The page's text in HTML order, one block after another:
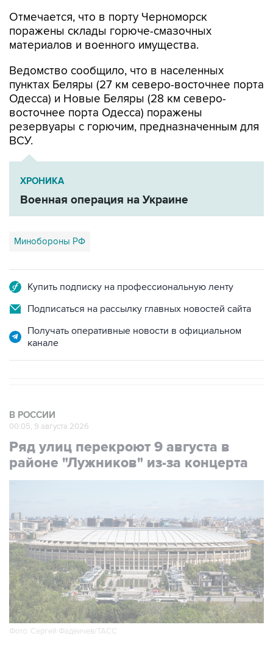
Отмечается, что в порту Черноморск
поражены склады горюче-смазочных
материалов и военного имущества.
Ведомство сообщило, что в населенных
пунктах Беляры (27 км северо-восточнее порта
Одесса) и Новые Беляры (28 км северо-
восточнее порта Одесса) поражены
резервуары с горючим, предназначенным для
ВСУ.
ХРОНИКА
Военная операция на Украине
Минобороны РФ
Купить подписку на профессиональную ленту
Подписаться на рассылку главных новостей сайта
Получать оперативные новости в официальном
канале
В РОССИИ
00:05, 9 августа 2026
Ряд улиц перекроют 9 августа в
районе "Лужников" из-за концерта
Фото: Сергей Фадеичев/ТАСС